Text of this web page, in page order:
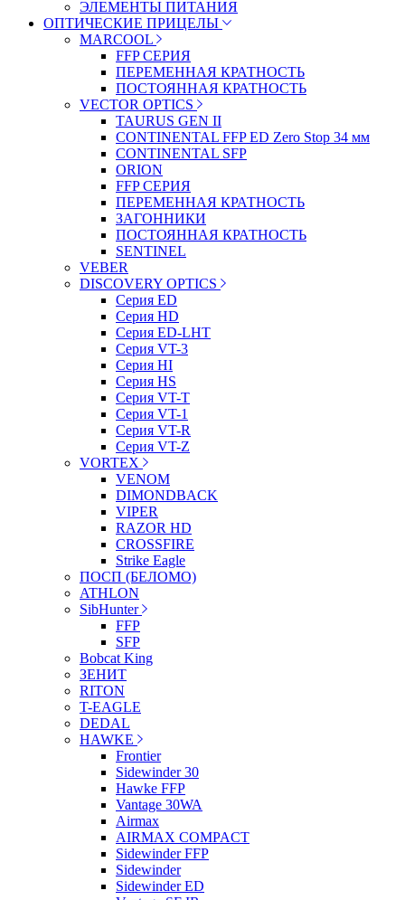
ЭЛЕМЕНТЫ ПИТАНИЯ
ОПТИЧЕСКИЕ ПРИЦЕЛЫ
MARCOOL
FFP СЕРИЯ
ПЕРЕМЕННАЯ КРАТНОСТЬ
ПОСТОЯННАЯ КРАТНОСТЬ
VECTOR OPTICS
TAURUS GEN II
CONTINENTAL FFP ED Zero Stop 34 мм
CONTINENTAL SFP
ORION
FFP СЕРИЯ
ПЕРЕМЕННАЯ КРАТНОСТЬ
ЗАГОННИКИ
ПОСТОЯННАЯ КРАТНОСТЬ
SENTINEL
VEBER
DISCOVERY OPTICS
Серия ED
Серия HD
Серия ED-LHT
Серия VT-3
Серия HI
Серия HS
Серия VT-T
Серия VT-1
Серия VT-R
Серия VT-Z
VORTEX
VENOM
DIMONDBACK
VIPER
RAZOR HD
CROSSFIRE
Strike Eagle
ПОСП (БЕЛОМО)
ATHLON
SibHunter
FFP
SFP
Bobcat King
ЗЕНИТ
RITON
T-EAGLE
DEDAL
HAWKE
Frontier
Sidewinder 30
Hawke FFP
Vantage 30WA
Airmax
AIRMAX COMPACT
Sidewinder FFP
Sidewinder
Sidewinder ED